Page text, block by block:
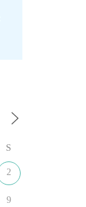
S
2
9